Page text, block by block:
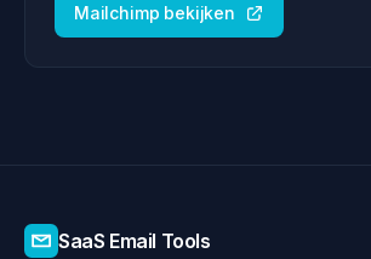
Mailchimp bekijken
SaaS Email Tools